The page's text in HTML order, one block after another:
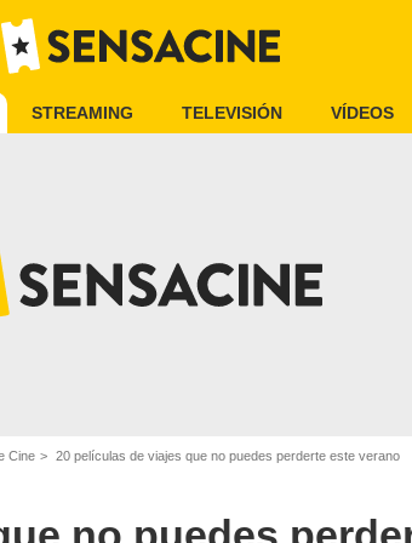
STREAMING TELEVISIÓN VÍDEOS
Cine 20 películas de viajes que no puedes perderte este verano